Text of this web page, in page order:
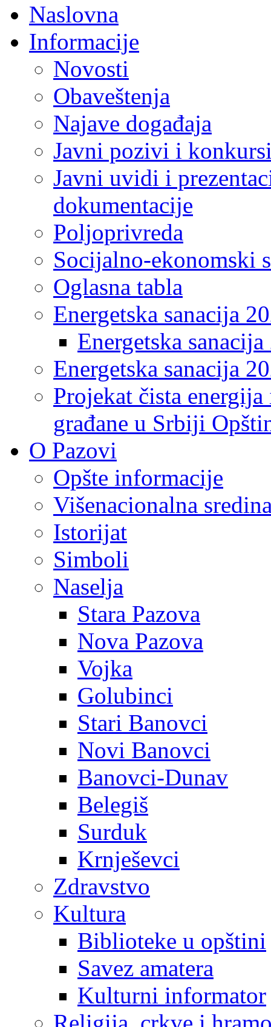
Naslovna
Informacije
Novosti
Obaveštenja
Najave događaja
Javni pozivi i
Javni uvidi i
dokumentacije
Poljoprivreda
Socijalno-ekonomski
Oglasna tabla
Energetska sanacija
Energetska
Energetska sanacija
Projekat čista
građane u Srbiji
O Pazovi
Opšte informacije
Višenacionalna
Istorijat
Simboli
Naselja
Stara Pazova
Nova Pazova
Vojka
Golubinci
Stari Banovci
Novi Banovci
Banovci-Dunav
Belegiš
Surduk
Krnješevci
Zdravstvo
Kultura
Biblioteke u opštini
Savez amatera
Kulturni informator